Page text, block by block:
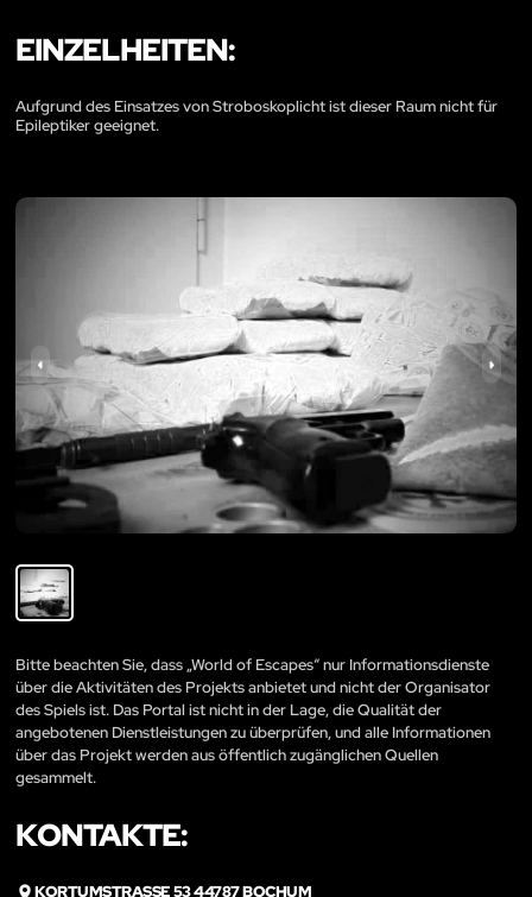
EINZELHEITEN:
Aufgrund des Einsatzes von Stroboskoplicht ist dieser Raum nicht für
Epileptiker geeignet.
Bitte beachten Sie, dass „World of Escapes“ nur Informationsdienste
über die Aktivitäten des Projekts anbietet und nicht der Organisator
des Spiels ist. Das Portal ist nicht in der Lage, die Qualität der
angebotenen Dienstleistungen zu überprüfen, und alle Informationen
über das Projekt werden aus öffentlich zugänglichen Quellen
gesammelt.
KONTAKTE:
KORTUMSTRASSE 53 44787 BOCHUM